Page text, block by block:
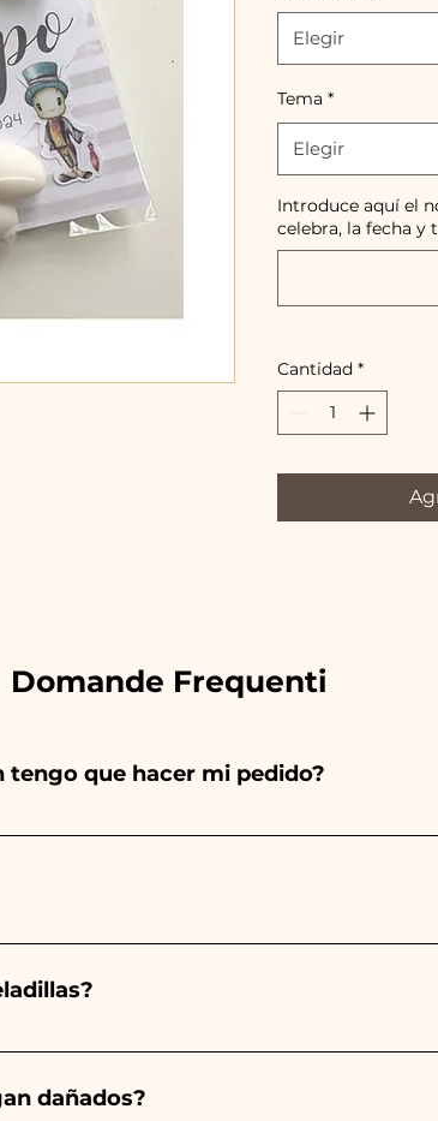
Elegir
Tema *
Elegir
Introduce aquí el
celebra, la fecha y
Cantidad *
Domande Frequenti
que hacer mi pedido?
mano, ¡por lo que su creación lleva
¡contáctanos para solicitar información
días antes del evento.
el color varía según el tipo de
blanco. - Para Graduación, será Rojo
dañados?